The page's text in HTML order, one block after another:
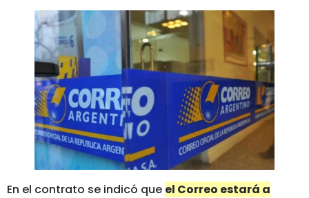
En el contrato se indicó que el Correo estará a